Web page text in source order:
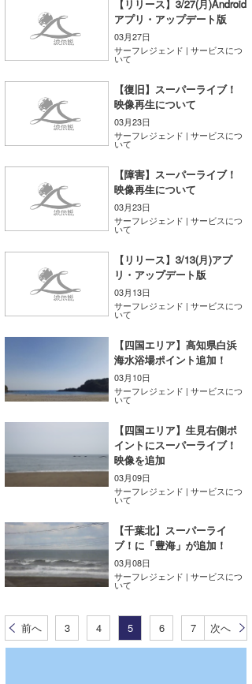
【リリース】3/27(月)Android
アプリ・アップデート版
03月27日
サーフレジェンド | サービスにつ
いて
【復旧】スーパーライブ！
映像再生について
03月23日
サーフレジェンド | サービスにつ
いて
【障害】スーパーライブ！
映像再生について
03月23日
サーフレジェンド | サービスにつ
いて
【リリース】3/13(月)アプ
リ・アップデート版
03月13日
サーフレジェンド | サービスにつ
いて
【四国エリア】高知県白浜
海水浴場ポイント追加！
03月10日
サーフレジェンド | サービスにつ
いて
【四国エリア】生見右側ポ
イントにスーパーライブ！
映像を追加
03月09日
サーフレジェンド | サービスにつ
いて
【千葉北】スーパーライ
ブ！に「豊海」が追加！
03月08日
サーフレジェンド | サービスにつ
いて
前へ 3 4 5 6 7 次へ
wanda
予報士 hiro.
Mr.K
Romisea